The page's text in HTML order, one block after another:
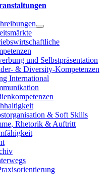
und Selbstpräsentation
& Diversity-Kompetenzen
International
& Soft Skills
Rhetorik & Auftritt